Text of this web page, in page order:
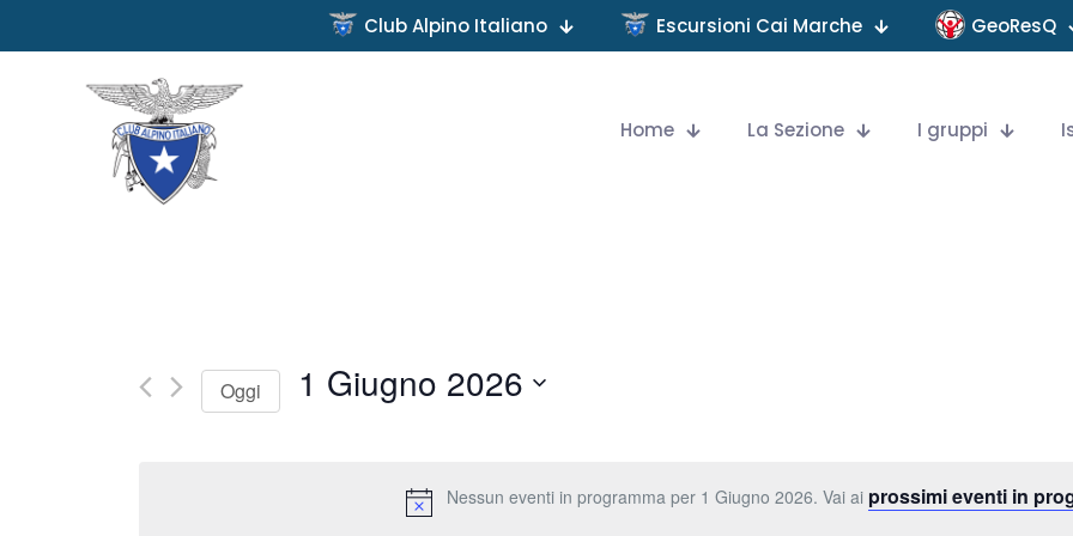
Club Alpino Italiano Escursioni Cai Marche GeoResQ
Home La Sezione I gruppi
Nessun eventi in programma per 1 Giugno 2026. Vai ai prossimi eventi in
Oggi 1 Giugno 2026